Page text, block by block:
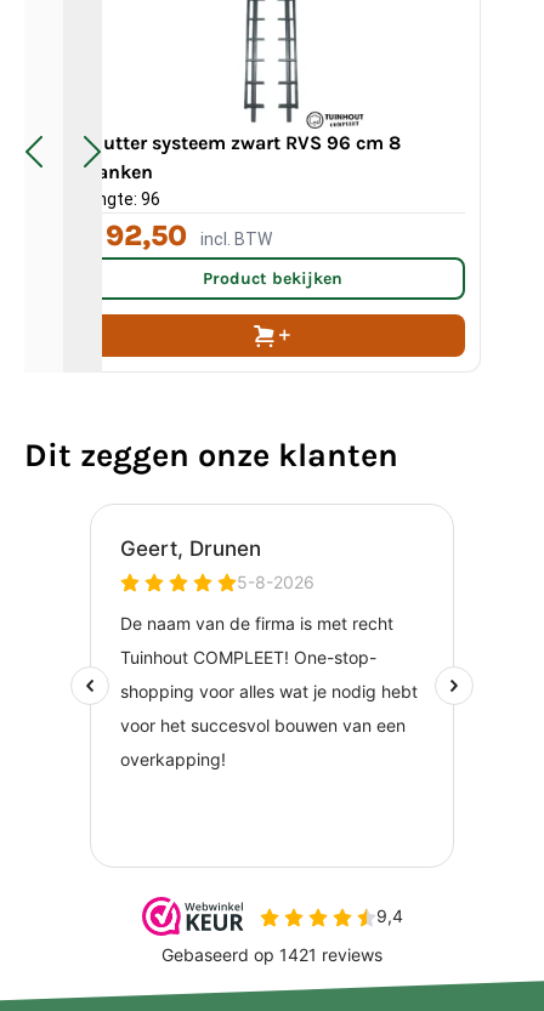
Shutter systeem zwart RVS 96 cm 8
planken
Lengte: 96
€ 92,50 incl. BTW
Product bekijken
Dit zeggen onze klanten